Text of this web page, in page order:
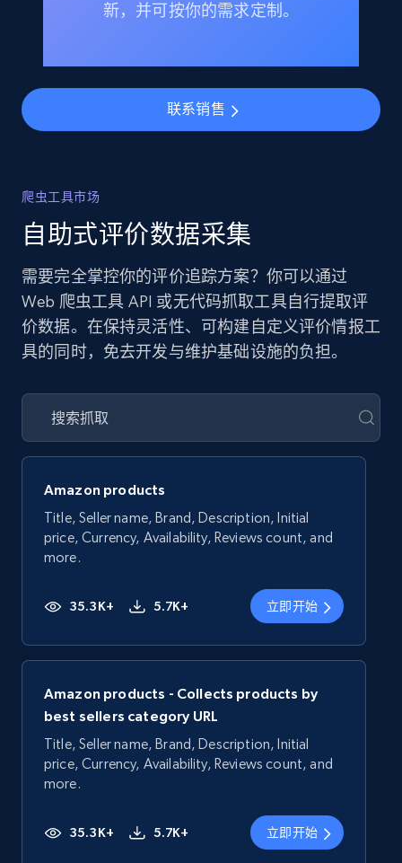
新，并可按你的需求定制。
联系销售
爬虫工具市场
自助式评价数据采集
需要完全掌控你的评价追踪方案？你可以通过
Web 爬虫工具 API 或无代码抓取工具自行提取评
价数据。在保持灵活性、可构建自定义评价情报工
具的同时，免去开发与维护基础设施的负担。
Amazon products
Title, Seller name, Brand, Description, Initial
price, Currency, Availability, Reviews count, and
more.
35.3K+ 5.7K+ 立即开始
Amazon products - Collects products by
best sellers category URL
Title, Seller name, Brand, Description, Initial
price, Currency, Availability, Reviews count, and
more.
35.3K+ 5.7K+ 立即开始